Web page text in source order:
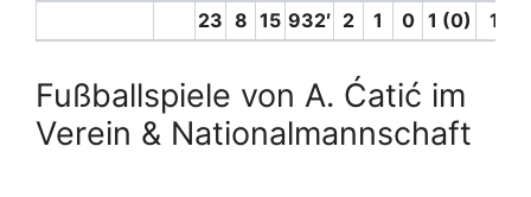
23 8 15 932′ 2 1 0 1 (0) 1
Fußballspiele von A. Ćatić im
Verein & Nationalmannschaft